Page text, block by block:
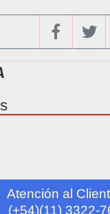
Atención al
(+54)(11) 3322-